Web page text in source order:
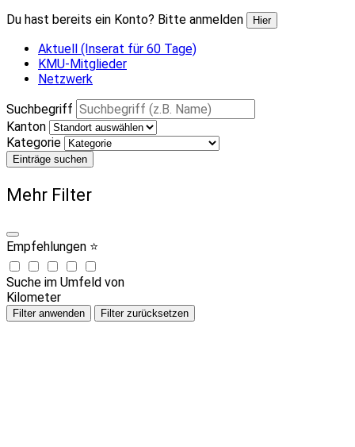
Du hast bereits ein Konto? Bitte anmelden
Hier
Aktuell (Inserat für 60 Tage)
KMU-Mitglieder
Netzwerk
Suchbegriff
Kanton
Kategorie
Einträge suchen
Mehr Filter
Empfehlungen ⭐
Suche im Umfeld von
Kilometer
Filter anwenden Filter zurücksetzen